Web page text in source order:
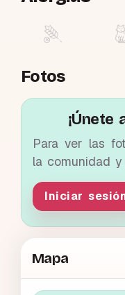
Fotos
¡Únete
Para ver las
la comunidad
Iniciar
Mapa